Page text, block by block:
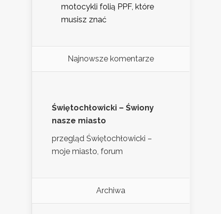
motocykli folią PPF, które
musisz znać
Najnowsze komentarze
Świętochłowicki – Świony
nasze miasto
przegląd Świętochłowicki –
moje miasto, forum
Archiwa